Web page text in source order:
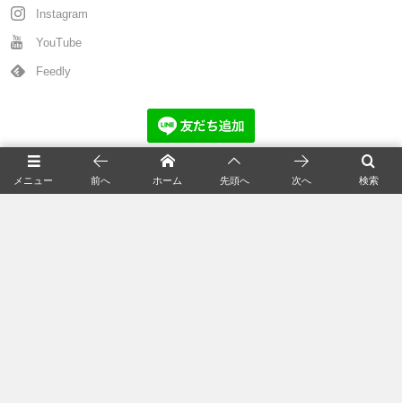
Instagram
YouTube
Feedly
猫の新着記事
メニュー 検索
前へ ホーム 先頭へ 次へ